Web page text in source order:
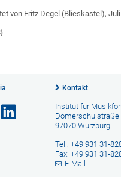
von Fritz Degel (Blieskastel), Juli
Kontakt
Institut für
Domerschulstraße
97070 Würzburg
Tel.: +49 931 31-
Fax: +49 931 31-
E-Mail